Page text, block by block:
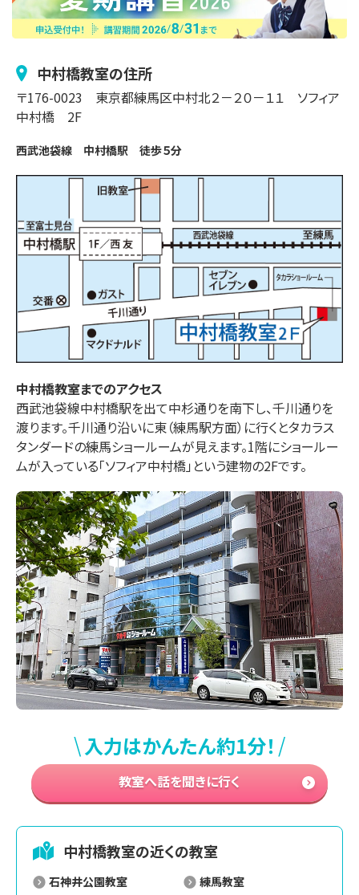
中村橋教室の住所
〒176-0023 東京都練馬区中村北２－２０－１１
ソフィア
中村橋 2F
西武池袋線　中村橋駅　徒歩５分
中村橋教室までのアクセス
西武池袋線中村橋駅を出て中杉通りを南下し、千川通りを
渡ります。千川通り沿いに東（練馬駅方面）に行くとタカラス
タンダードの練馬ショールームが見えます。1階にショールー
ムが入っている「ソフィア中村橋」という建物の2Fです。
\ 入力はかんたん約1分！ /
教室へ話を聞きに行く
中村橋教室の近くの教室
石神井公園教室
練馬教室